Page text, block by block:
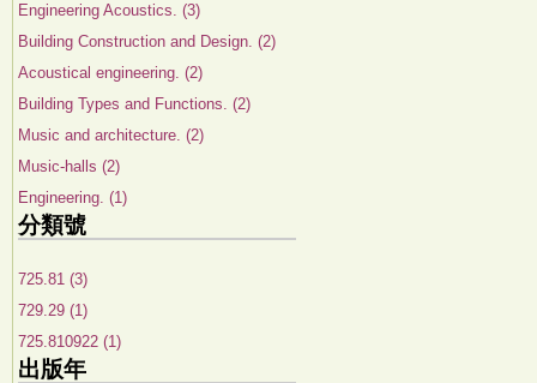
Engineering Acoustics. (3)
Building Construction and Design. (2)
Acoustical engineering. (2)
Building Types and Functions. (2)
Music and architecture. (2)
Music-halls (2)
Engineering. (1)
分類號
725.81 (3)
729.29 (1)
725.810922 (1)
出版年